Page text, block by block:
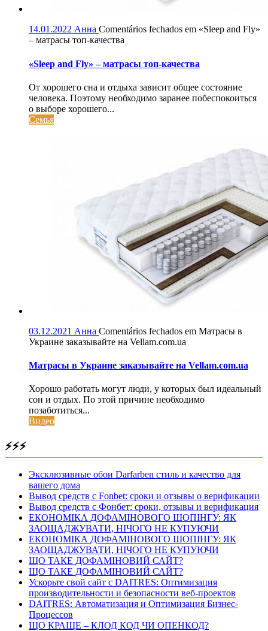
14.01.2022 Анна Comentários fechados em «Sleep and Fly»
– матрасы топ-качества
«Sleep and Fly» – матрасы топ-качества
От хорошего сна и отдыха зависит общее состояние
человека. Поэтому необходимо заранее побеспокоиться
о выборе хорошего...
Семья
03.12.2021 Анна Comentários fechados em Матрасы в
Украине заказывайте на Vellam.com.ua
Матрасы в Украине заказывайте на Vellam.com.ua
Хорошо работать могут люди, у которых был идеальный
сон и отдых. По этой причине необходимо
позаботиться...
Видео
⚡⚡⚡
Эксклюзивные обои Darfarben стиль и качество для
вашего дома
Вывод средств с Fonbet: сроки и отзывы о верификации
Вывод средств с Фонбет: сроки, отзывы и верификация
ЕКОНОМІКА ДОФАМІНОВОГО ШОПІНГУ: ЯК
ЗАОЩАДЖУВАТИ, НІЧОГО НЕ КУПУЮЧИ
ЕКОНОМІКА ДОФАМІНОВОГО ШОПІНГУ: ЯК
ЗАОЩАДЖУВАТИ, НІЧОГО НЕ КУПУЮЧИ
ЩО ТАКЕ ДОФАМІНОВИЙ САЙТ?
ЩО ТАКЕ ДОФАМІНОВИЙ САЙТ?
Ускорьте свой сайт с DAITRES: Оптимизация
производительности и безопасности веб-проектов
DAITRES: Автоматизация и Оптимизация Бизнес-
Процессов
ЩО КРАЩЕ – КЛОД КОД ЧИ ОПЕНКОД?